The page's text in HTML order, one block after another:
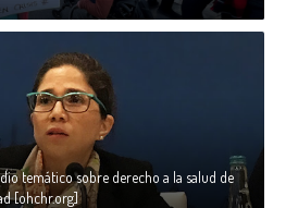
temático sobre derecho a la salud de
[ohchr.org]